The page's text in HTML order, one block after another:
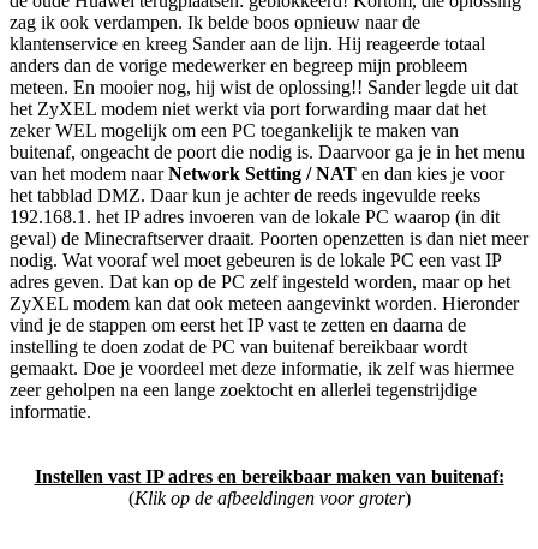
zag ik ook verdampen. Ik belde boos opnieuw naar de
klantenservice en kreeg Sander aan de lijn. Hij reageerde totaal
anders dan de vorige medewerker en begreep mijn probleem
meteen. En mooier nog, hij wist de oplossing!! Sander legde uit dat
het ZyXEL modem niet werkt via port forwarding maar dat het
zeker WEL mogelijk om een PC toegankelijk te maken van
buitenaf, ongeacht de poort die nodig is. Daarvoor ga je in het menu
van het modem naarNetwork Setting / NAT en dan kies je voor
het tabblad DMZ. Daar kun je achter de reeds ingevulde reeks
192.168.1. het IP adres invoeren van de lokale PC waarop (in dit
geval) de Minecraftserver draait. Poorten openzetten is dan niet meer
nodig. Wat vooraf wel moet gebeuren is de lokale PC een vast IP
adres geven. Dat kan op de PC zelf ingesteld worden, maar op het
ZyXEL modem kan dat ook meteen aangevinkt worden. Hieronder
vind je de stappen om eerst het IP vast te zetten en daarna de
instelling te doen zodat de PC van buitenaf bereikbaar wordt
gemaakt. Doe je voordeel met deze informatie, ik zelf was hiermee
zeer geholpen na een lange zoektocht en allerlei tegenstrijdige
informatie.
Instellen vast IP adres en bereikbaar maken van buitenaf:
(Klik op de afbeeldingen voor groter)